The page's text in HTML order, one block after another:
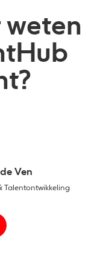
weten
Ven
Talentontwikkeling